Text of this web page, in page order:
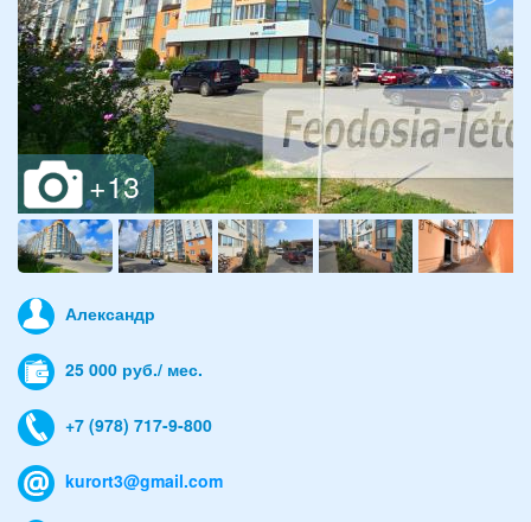
Александр
25 000 руб./ мес.
+7 (978) 717-9-800
kurort3@gmail.com